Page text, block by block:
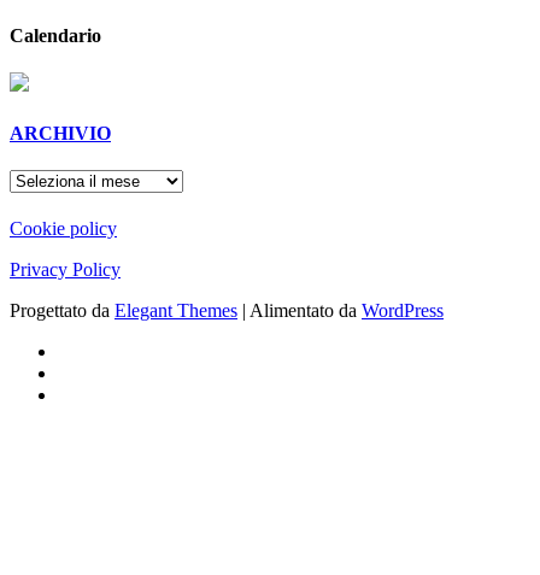
Calendario
ARCHIVIO
ARCHIVIO
Cookie policy
Privacy Policy
Progettato da Elegant Themes | Alimentato da WordPress